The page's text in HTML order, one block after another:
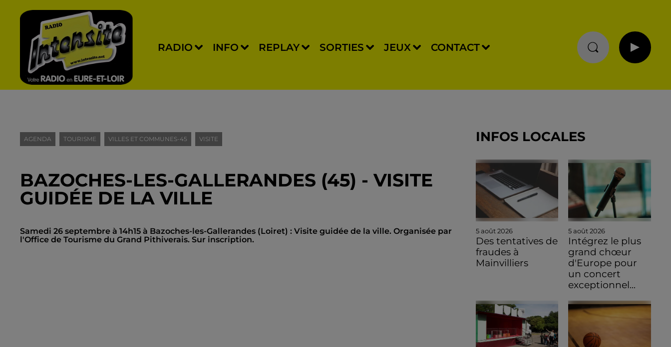
RADIO INFO REPLAY SORTIES JEUX CONTACT
AGENDA TOURISME VILLES ET COMMUNES-45 VISITE
BAZOCHES-LES-GALLERANDES (45) - VISITE
GUIDÉE DE LA VILLE
Samedi 26 septembre à 14h15 à Bazoches-les-Gallerandes (Loiret) : Visite guidée de la ville. Organisée par
l'Office de Tourisme du Grand Pithiverais. Sur inscription.
INFOS LOCALES
5 août 2026
Des tentatives de
fraudes à
Mainvilliers
5 août 2026
Intégrez le plus
grand chœur
d'Europe pour
un concert
exceptionnel...